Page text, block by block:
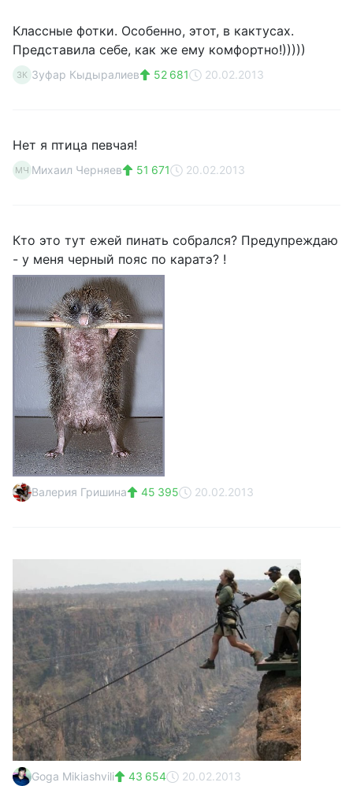
Классные фотки. Особенно, этот, в кактусах.
Представила себе, как же ему комфортно!)))))
ЗК Зуфар Кыдыралиев 52 681 20.02.2013
Нет я птица певчая!
МЧ Михаил Черняев 51 671 20.02.2013
Кто это тут ежей пинать собрался? Предупреждаю
- у меня черный пояс по каратэ? !
Валерия Гришина 45 395 20.02.2013
Goga Mikiashvili 43 654 20.02.2013